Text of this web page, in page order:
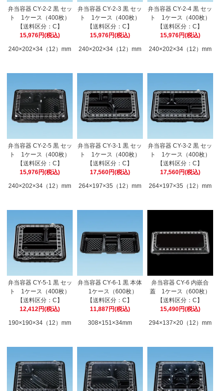
弁当容器 CY-2-2 黒 セッ
ト 1ケース（400枚）
【送料区分：C】
15,976円(税込)
240×202×34（12）mm
弁当容器 CY-2-3 黒 セッ
ト 1ケース（400枚）
【送料区分：C】
15,976円(税込)
240×202×34（12）mm
弁当容器 CY-2-4 黒 セッ
ト 1ケース（400枚）
【送料区分：C】
15,976円(税込)
240×202×34（12）mm
弁当容器 CY-2-5 黒 セッ
ト 1ケース（400枚）
【送料区分：C】
15,976円(税込)
240×202×34（12）mm
弁当容器 CY-3-1 黒 セッ
ト 1ケース（400枚）
【送料区分：C】
17,560円(税込)
264×197×35（12）mm
弁当容器 CY-3-2 黒 セッ
ト 1ケース（400枚）
【送料区分：C】
17,560円(税込)
264×197×35（12）mm
弁当容器 CY-5-1 黒 セッ
ト 1ケース（400枚）
【送料区分：C】
12,412円(税込)
190×190×34（12）mm
弁当容器 CY-6-1 黒 本体
1ケース（600枚）
【送料区分：C】
11,887円(税込)
308×151×34mm
弁当容器 CY-6 内嵌合
蓋 1ケース（600枚）
【送料区分：C】
15,490円(税込)
294×137×20（12）mm